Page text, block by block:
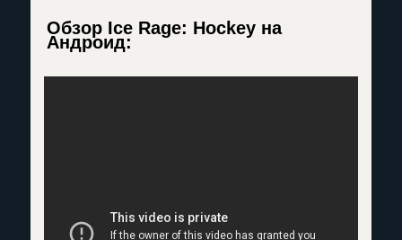
Обзор Ice Rage: Hockey на
Андроид: